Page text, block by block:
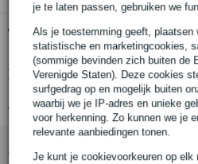
je te laten passen, gebruiken we
Als je toestemming geeft, plaatsen
statistische en marketingcookies,
(sommige bevinden zich buiten de
Verenigde Staten). Deze cookies
surfgedrag op en mogelijk buiten
waarbij we je IP-adres en unieke
voor herkenning. Zo kunnen we je
relevante aanbiedingen tonen.
Je kunt je cookievoorkeuren op elk
Gratis ophalen in de winkel
Productinformatie
Bekijk alle productspecificaties
Accessoires (4)